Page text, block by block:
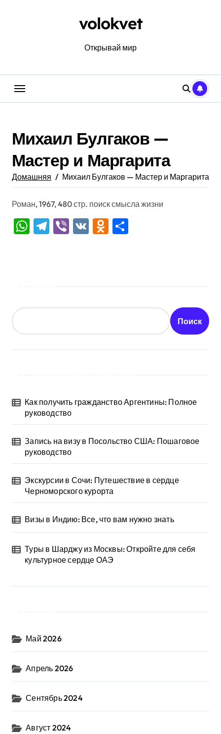
volokvet
Открывай мир
Михаил Булгаков —
Мастер и Маргарита
Домашняя Михаил Булгаков — Мастер и Маргарита
Роман, 1967, 480 стр. поиск смысла жизни
WhatsApp
Telegram
Viber
VK Odnoklassniki
Поиск
Как получить гражданство Аргентины: Полное
руководство
Запись на визу в Посольство США: Пошаговое
руководство
Экскурсии в Сочи: Путешествие в сердце
Черноморского курорта
Визы в Индию: Все, что вам нужно знать
Туры в Шарджу из Москвы: Откройте для себя
культурное сердце ОАЭ
Май 2026
Апрель 2026
Сентябрь 2024
Август 2024